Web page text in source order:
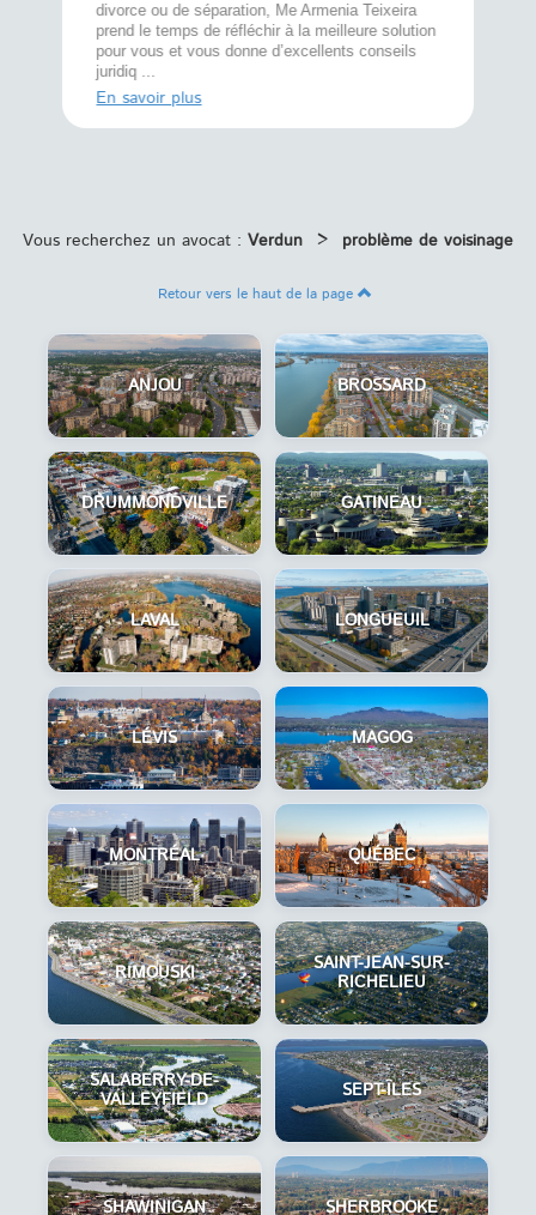
divorce ou de séparation, Me Armenia Teixeira
prend le temps de réfléchir à la meilleure solution
pour vous et vous donne d’excellents conseils
juridiq ...
En savoir plus En
Vous recherchez un avocat : Verdun > problème de voisinage
Retour vers le haut de la page
ANJOU BROSSARD
DRUMMONDVILLE GATINEAU
LAVAL LONGUEUIL
LÉVIS MAGOG
MONTRÉAL QUÉBEC
RIMOUSKI
SAINT-JEAN-SUR-
RICHELIEU
SALABERRY-DE-
VALLEYFIELD
SEPT-ÎLES
SHAWINIGAN SHERBROOKE